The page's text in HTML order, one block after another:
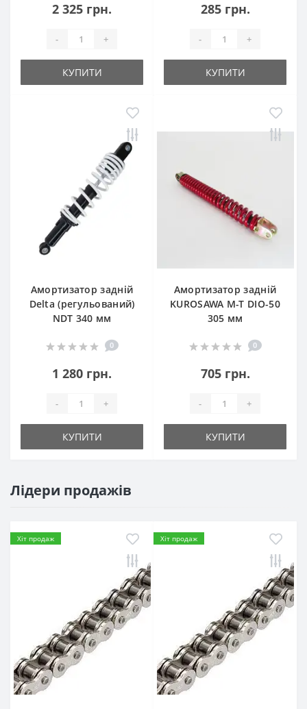
2 325 грн.
- +
КУПИТИ
285 грн.
- +
КУПИТИ
Амортизатор задній
Delta (регульований)
NDT 340 мм
0
1 280 грн.
- +
КУПИТИ
Амортизатор задній
KUROSAWA M-T DIO-50
305 мм
0
705 грн.
- +
КУПИТИ
Лідери продажів
Хіт продаж Хіт продаж